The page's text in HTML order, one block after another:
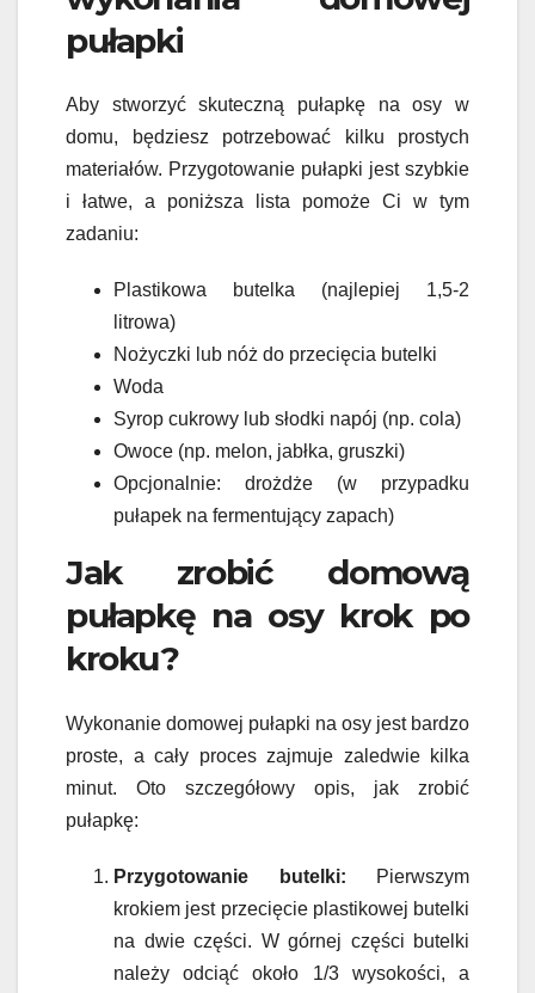
pułapki
Aby stworzyć skuteczną pułapkę na osy w
domu, będziesz potrzebować kilku prostych
materiałów. Przygotowanie pułapki jest szybkie
i łatwe, a poniższa lista pomoże Ci w tym
zadaniu:
Plastikowa butelka (najlepiej 1,5-2
litrowa)
Nożyczki lub nóż do przecięcia butelki
Woda
Syrop cukrowy lub słodki napój (np. cola)
Owoce (np. melon, jabłka, gruszki)
Opcjonalnie: drożdże (w przypadku
pułapek na fermentujący zapach)
Jak zrobić domową
pułapkę na osy krok po
kroku?
Wykonanie domowej pułapki na osy jest bardzo
proste, a cały proces zajmuje zaledwie kilka
minut. Oto szczegółowy opis, jak zrobić
pułapkę:
Przygotowanie butelki: Pierwszym
krokiem jest przecięcie plastikowej butelki
na dwie części. W górnej części butelki
należy odciąć około 1/3 wysokości, a